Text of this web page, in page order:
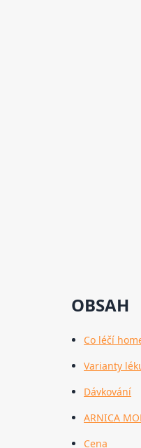
OBSAH
Co léčí
Varianty
Dávkování
ARNICA
Cena